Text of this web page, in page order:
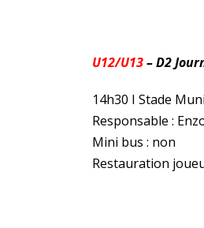
U12/U13– D2
14h30 I Stade
Responsable :
Mini bus : non
Restauration